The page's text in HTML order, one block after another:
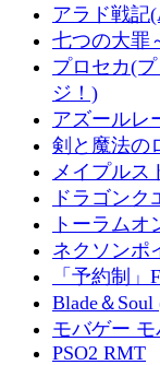
アラド戦記
七つの大罪
プロセカ(
ジ！)
アズールレ
剣と魔法の
メイプルス
ドラゴンク
トーラムオ
ネクソンポ
「予約制」
Blade＆
モバゲー
PSO2 RMT